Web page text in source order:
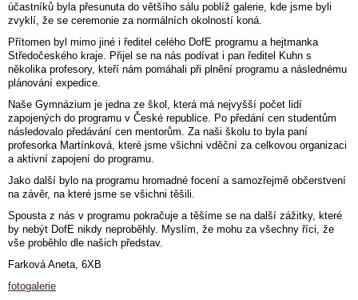
účastníků byla přesunuta do většího sálu poblíž galerie, kde jsme byli
zvyklí, že se ceremonie za normálních okolností koná.
Přítomen byl mimo jiné i ředitel celého DofE programu a hejtmanka
Středočeského kraje. Přijel se na nás podívat i pan ředitel Kuhn s
několika profesory, kteří nám pomáhali při plnění programu a následnému
plánování expedice.
Naše Gymnázium je jedna ze škol, která má nejvyšší počet lidí
zapojených do programu v České republice. Po předání cen studentům
následovalo předávání cen mentorům. Za naši školu to byla paní
profesorka Martínková, které jsme všichni vděční za celkovou organizaci
a aktivní zapojení do programu.
Jako další bylo na programu hromadné focení a samozřejmě občerstvení
na závěr, na které jsme se všichni těšili.
Spousta z nás v programu pokračuje a těšíme se na další zážitky, které
by nebýt DofE nikdy neproběhly. Myslím, že mohu za všechny říci, že
vše proběhlo dle našich představ.
Farková Aneta, 6XB
fotogalerie